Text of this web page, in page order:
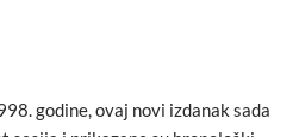
godine, ovaj novi izdanak sada